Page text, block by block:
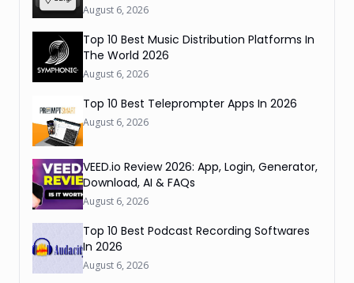
August 6, 2026
Top 10 Best Music Distribution Platforms In
The World 2026
August 6, 2026
Top 10 Best Teleprompter Apps In 2026
August 6, 2026
VEED.io Review 2026: App, Login, Generator,
Download, AI & FAQs
August 6, 2026
Top 10 Best Podcast Recording Softwares
In 2026
August 6, 2026